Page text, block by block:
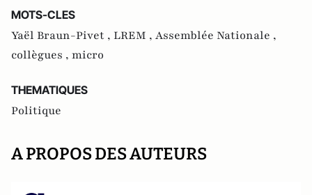
MOTS-CLES
Yaël Braun-Pivet , LREM , Assemblée Nationale ,
collègues , micro
THEMATIQUES
Politique
A PROPOS DES AUTEURS